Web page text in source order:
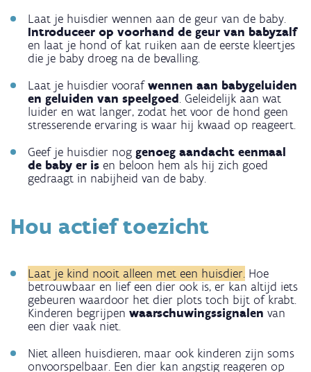
Laat je huisdier wennen aan de geur van de baby.
Introduceer op voorhand de geur van babyzalf
en laat je hond of kat ruiken aan de eerste kleertjes
die je baby droeg na de bevalling.
Laat je huisdier voorafwennen aan babygeluiden
en geluiden van speelgoed. Geleidelijk aan wat
luider en wat langer, zodat het voor de hond geen
stresserende ervaring is waar hij kwaad op reageert.
Geef je huisdier nog genoeg aandacht eenmaal
de baby er is en beloon hem als hij zich goed
gedraagt in nabijheid van de baby.
Hou actief toezicht
Laat je kind nooit alleen met een huisdier. Hoe
betrouwbaar en lief een dier ook is, er kan altijd iets
gebeuren waardoor het dier plots toch bijt of krabt.
Kinderen begrijpen waarschuwingssignalen van
een dier vaak niet.
Niet alleen huisdieren, maar ook kinderen zijn soms
onvoorspelbaar. Een dier kan angstig reageren op